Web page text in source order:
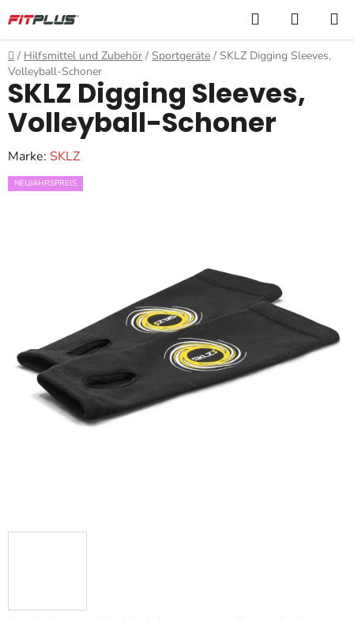
Inhalt
springen
Suchen
Startseite
/ Hilfsmittel und Zubehör / Sportgeräte / SKLZ Digging Sleeves,
Volleyball-Schoner
SKLZ Digging Sleeves,
Volleyball-Schoner
Marke: SKLZ
NEUJAHRSPREIS